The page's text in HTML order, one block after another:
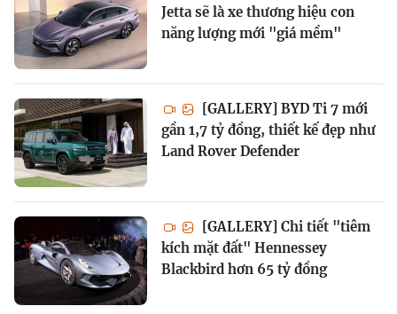
Jetta sẽ là xe thương hiệu con
năng lượng mới "giá mềm"
[GALLERY] BYD Ti 7 mới
gần 1,7 tỷ đồng, thiết kế đẹp như
Land Rover Defender
[GALLERY] Chi tiết "tiêm
kích mặt đất" Hennessey
Blackbird hơn 65 tỷ đồng